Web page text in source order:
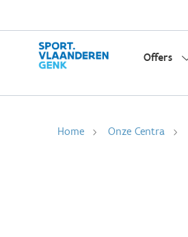
Offers
Home Onze Centra